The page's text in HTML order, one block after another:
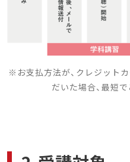
※お支払方法が、クレジット
だいた場合、最短